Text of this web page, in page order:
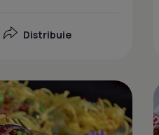
Distribuie